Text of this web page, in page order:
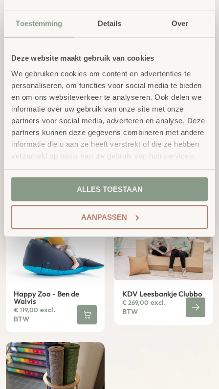
Toestemming Details Over
Deze website maakt gebruik van cookies
We gebruiken cookies om content en advertenties te
personaliseren, om functies voor social media te bieden
en om ons websiteverkeer te analyseren. Ook delen we
informatie over uw gebruik van onze site met onze
partners voor social media, adverteren en analyse. Deze
partners kunnen deze gegevens combineren met andere
informatie die u aan ze heeft verstrekt of die ze hebben
verzameld op basis van uw gebruik van hun services.
ALLES TOESTAAN
AANPASSEN
Olifant
BTW
Leeuw
BTW
Paard
€119,00 excl.
Vogel
€119,00 excl.
BTW
Happy Zoo - Ben de
Walvis
€119,00 excl.
BTW
KDV Leesbankje Clubbo
€269,00 excl.
BTW